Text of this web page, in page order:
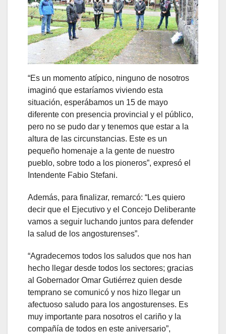
“Es un momento atípico, ninguno de nosotros
imaginó que estaríamos viviendo esta
situación, esperábamos un 15 de mayo
diferente con presencia provincial y el público,
pero no se pudo dar y tenemos que estar a la
altura de las circunstancias. Este es un
pequeño homenaje a la gente de nuestro
pueblo, sobre todo a los pioneros”, expresó el
Intendente Fabio Stefani.
Además, para finalizar, remarcó: “Les quiero
decir que el Ejecutivo y el Concejo Deliberante
vamos a seguir luchando juntos para defender
la salud de los angosturenses”.
“Agradecemos todos los saludos que nos han
hecho llegar desde todos los sectores; gracias
al Gobernador Omar Gutiérrez quien desde
temprano se comunicó y nos hizo llegar un
afectuoso saludo para los angosturenses. Es
muy importante para nosotros el cariño y la
compañía de todos en este aniversario”,